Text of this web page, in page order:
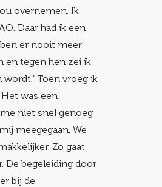
overnemen. Ik
Daar had ik een
er nooit meer
en tegen hen zei ik
Toen vroeg ik
was een
niet snel genoeg
meegegaan. We
Zo gaat
De begeleiding door
bij de